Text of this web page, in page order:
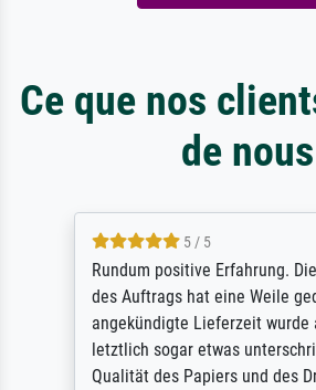
Ce que nos
de nous
5 / 5
Rundum positive Erfahrung.
des Auftrags hat eine Weile
angekündigte Lieferzeit wurde
letztlich sogar etwas
Qualität des Papiers und des